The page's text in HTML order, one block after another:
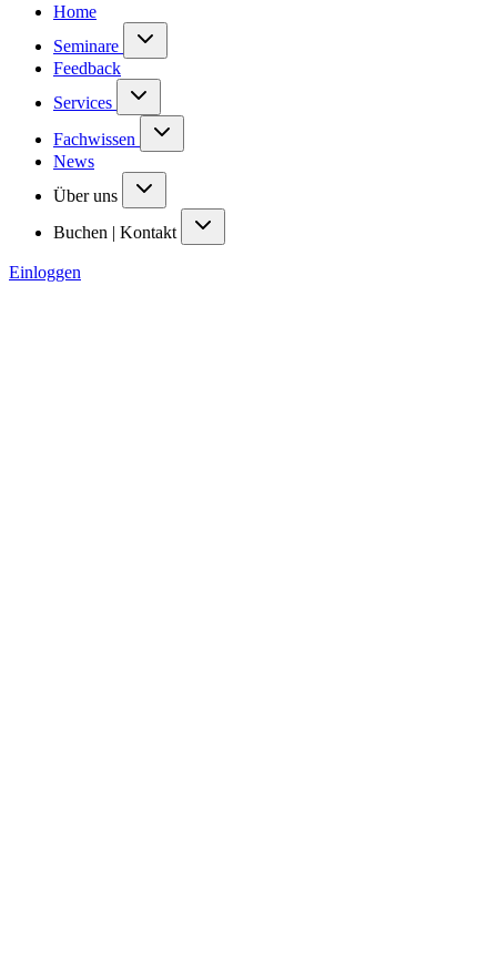
Home
Seminare
Feedback
Services
Fachwissen
News
Über uns
Buchen | Kontakt
Einloggen